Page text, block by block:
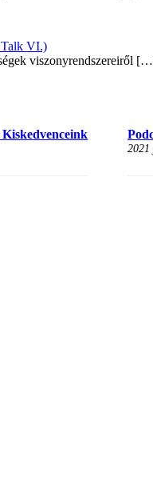
Talk VI.)
viszonyrendszereiről
Kiskedvenceink
2021